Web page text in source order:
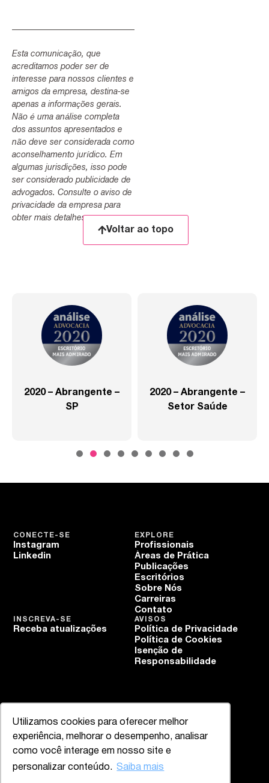
Utilizamos cookies para oferecer melhor
experiência, melhorar o desempenho, analisar
como você interage em nosso site e
personalizar conteúdo. Saiba mais
Esta comunicação, que
acreditamos poder ser de
interesse para nossos clientes e
amigos da empresa, destina-se
apenas a informações gerais.
Não é uma análise completa
dos assuntos apresentados e
não deve ser considerada como
aconselhamento jurídico. Em
algumas jurisdições, isso pode
ser considerado publicidade de
advogados. Consulte o aviso de
privacidade da empresa para
obter mais detalhes.
Voltar ao topo
2020 – Abrangente –
SP
2020 – Abrangente –
Setor Saúde
EXPLORE
Profissionais
Áreas de Prática
Publicações
Escritórios
Sobre Nós
Carreiras
Contato
CONECTE-SE
Instagram
Linkedin
AVISOS
Política de Privacidade
Política de Cookies
Isenção de
Responsabilidade
INSCREVA-SE
Receba atualizações